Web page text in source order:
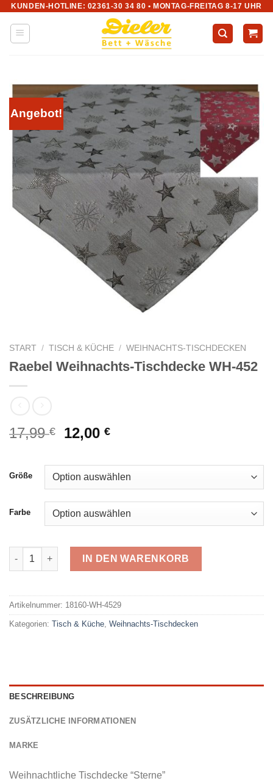
Zum
Inhalt
springen
KUNDEN-HOTLINE: 02361-30 34 80 • MONTAG-FREITAG 8-17 UHR
Angebot!
START / TISCH & KÜCHE / WEIHNACHTS-TISCHDECKEN
Raebel Weihnachts-Tischdecke WH-452
17,99€
Ursprünglicher
war:
17,99 €
12,00€Aktueller
ist:
12,00 €.
Größe
Farbe
Raebel Weihnachts-Tischdecke WH-452 Menge
IN DEN WARENKORB
Artikelnummer: 18160-WH-4529
Kategorien: Tisch & Küche Weihnachts-Tischdecken
BESCHREIBUNG
ZUSÄTZLICHE INFORMATIONEN
MARKE
Weihnachtliche Tischdecke “Sterne”